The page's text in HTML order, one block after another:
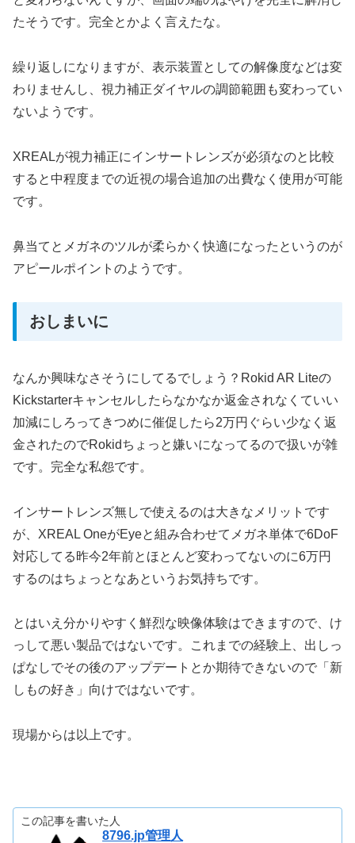
たそうです。完全とかよく言えたな。
繰り返しになりますが、表示装置としての解像度などは変
わりませんし、視力補正ダイヤルの調節範囲も変わってい
ないようです。
XREALが視力補正にインサートレンズが必須なのと比較
すると中程度までの近視の場合追加の出費なく使用が可能
です。
鼻当てとメガネのツルが柔らかく快適になったというのが
アピールポイントのようです。
おしまいに
なんか興味なさそうにしてるでしょう？Rokid AR Liteの
Kickstarterキャンセルしたらなかなか返金されなくていい
加減にしろってきつめに催促したら2万円ぐらい少なく返
金されたのでRokidちょっと嫌いになってるので扱いが雑
です。完全な私怨です。
インサートレンズ無しで使えるのは大きなメリットです
が、XREAL OneがEyeと組み合わせてメガネ単体で6DoF
対応してる昨今2年前とほとんど変わってないのに6万円
するのはちょっとなあというお気持ちです。
とはいえ分かりやすく鮮烈な映像体験はできますので、け
っして悪い製品ではないです。これまでの経験上、出しっ
ぱなしでその後のアップデートとか期待できないので「新
しもの好き」向けではないです。
現場からは以上です。
この記事を書いた人
8796.jp管理人